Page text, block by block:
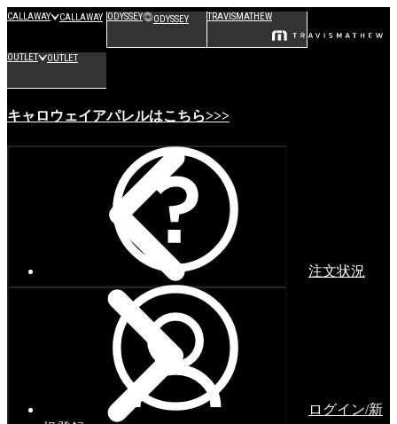
CALLAWAY CALLAWAY ODYSSEY ODYSSEY TRAVISMATHEW
OUTLET OUTLET
キャロウェイアパレルはこちら>>>
注文状況
ログイン/新